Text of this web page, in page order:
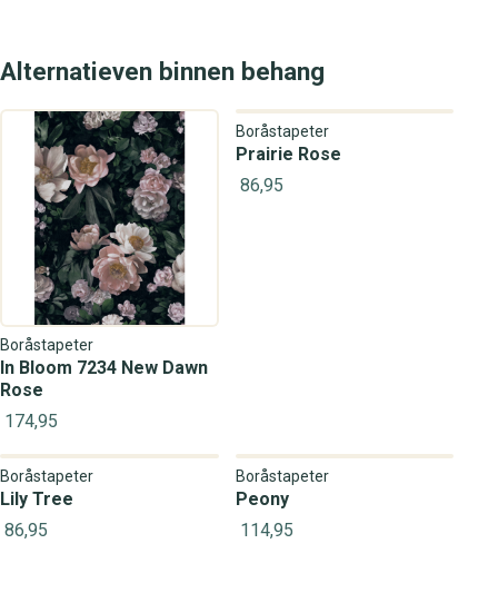
Alternatieven binnen behang
Boråstapeter
In Bloom 7234 New Dawn
Rose
174,95
Boråstapeter
Prairie Rose
86,95
Boråstapeter
Lily Tree
86,95
Boråstapeter
Peony
114,95